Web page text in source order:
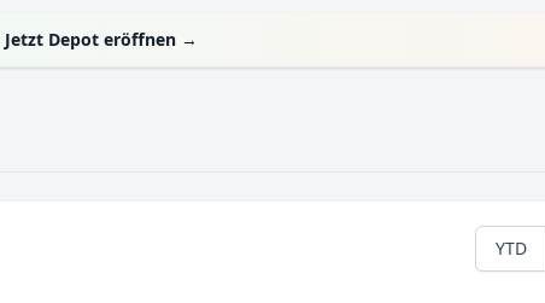
Jetzt Depot eröffnen →
YTD